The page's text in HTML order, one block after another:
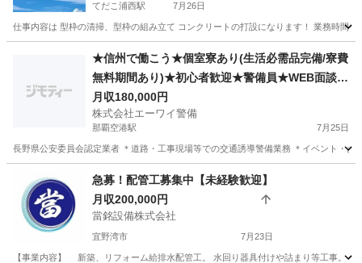
てだこ浦西駅 7月26日
仕事内容は 型枠の清掃、型枠の組み立て コンクリートの打設になります！ 業務時間
てだこ浦西駅 その他
★信州で働こう★個室寮あり(生活必需品完備/寮費
無料期間あり)★初心者歓迎★警備員★WEB面談あ
り★交通費支給☆その他お気軽にご相談ください
☆
月収180,000円
株式会社エーワイ警備
那覇空港駅 7月25日
長野県公安委員会認定業者 ＊道路・工事現場等での交通誘導警備業務 ＊イベント・
那覇空港駅 その他 業務
急募！配管工募集中【未経験歓迎】
月収200,000円
當銘設備株式会社
宜野湾市 7月23日
【事業内容】 新築、リフォーム給排水配管工。 水回り器具付けや詰まり等工事。